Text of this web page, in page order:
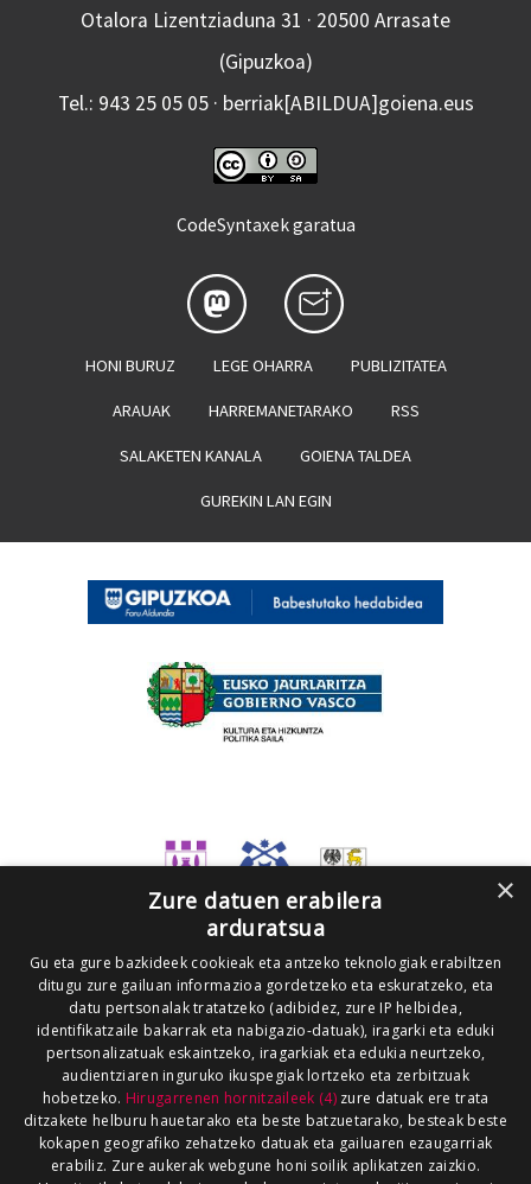
Otalora Lizentziaduna 31 · 20500 Arrasate
(Gipuzkoa)
Tel.: 943 25 05 05 · berriak[ABILDUA]goiena.eus
CodeSyntaxek garatua
HONI BURUZ LEGE OHARRA PUBLIZITATEA
ARAUAK HARREMANETARAKO RSS
SALAKETEN KANALA GOIENA TALDEA
GUREKIN LAN EGIN
×
Zure datuen erabilera
arduratsua
Gu eta gure bazkideek cookieak eta antzeko teknologiak erabiltzen
ditugu zure gailuan informazioa gordetzeko eta eskuratzeko, eta
datu pertsonalak tratatzeko (adibidez, zure IP helbidea,
identifikatzaile bakarrak eta nabigazio-datuak), iragarki eta eduki
pertsonalizatuak eskaintzeko, iragarkiak eta edukia neurtzeko,
audientziaren inguruko ikuspegiak lortzeko eta zerbitzuak
hobetzeko. Hirugarrenen hornitzaileek (4)zure datuak ere trata
ditzakete helburu hauetarako eta beste batzuetarako, besteak beste
kokapen geografiko zehatzeko datuak eta gailuaren ezaugarriak
erabiliz. Zure aukerak webgune honi soilik aplikatzen zaizkio.